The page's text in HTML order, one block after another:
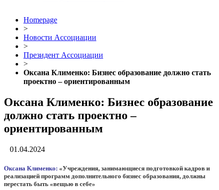
Homepage
>
Новости Ассоциации
>
Президент Ассоциации
>
Оксана Клименко: Бизнес образование должно стать
проектно – ориентированным
Оксана Клименко: Бизнес образование
должно стать проектно –
ориентированным
01.04.2024
Оксана Клименко: «Учреждения, занимающиеся подготовкой кадров и
реализацией программ дополнительного бизнес образования, должны
перестать быть «вещью в себе»